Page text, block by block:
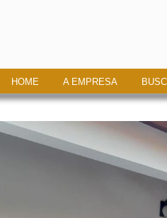
HOME A EMPRESA